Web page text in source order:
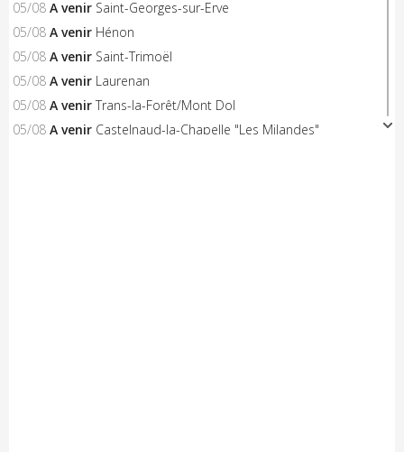
05/08 A venir Saint-Georges-sur-Erve
05/08 A venir Hénon
05/08 A venir Saint-Trimoël
05/08 A venir Laurenan
05/08 A venir Trans-la-Forêt/Mont Dol
05/08 A venir Castelnaud-la-Chapelle "Les Milandes"